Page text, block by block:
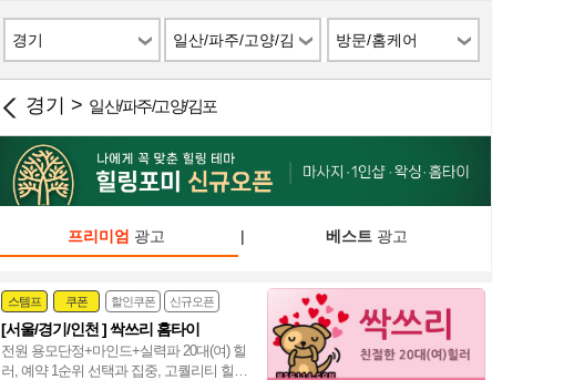
경기
일산/파주/고양/김
포
방문/홈케어
경기 > 일산/파주/고양/김포
프리미엄 광고 | 베스트광고
스템프 쿠폰 할인쿠폰 신규오픈
24시 홈케어
[서울/경기/인천 ] 싹쓰리 홈타이
전원 용모단정+마인드+실력파 20대(여) 힐
러, 예약 1순위 선택과 집중, 고퀄리티 힐링